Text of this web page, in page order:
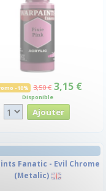
-10% 3,50 € 3,15 €
Disponible
Fanatic - Evil Chrome
(Metalic)